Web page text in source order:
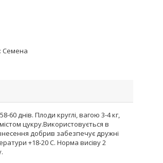
: Семена
днів. Плоди круглі, вагою 3-4 кг,
цукру.Використовується в
добрив забезпечує дружні
+18-20 С. Норма висіву 2